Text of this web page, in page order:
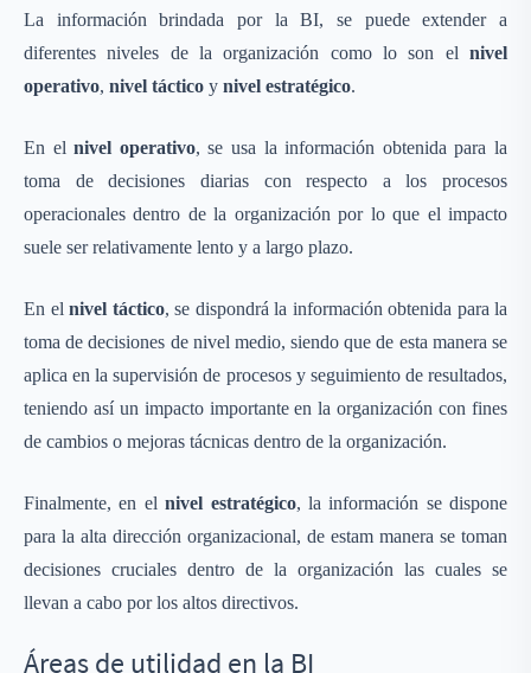
La información brindada por la BI, se puede extender a
diferentes niveles de la organización como lo son el nivel
operativo, nivel táctico y nivel estratégico.
En elnivel operativo, se usa la información obtenida para la
toma de decisiones diarias con respecto a los procesos
operacionales dentro de la organización por lo que el impacto
suele ser relativamente lento y a largo plazo.
En el nivel táctico, se dispondrá la información obtenida para la
toma de decisiones de nivel medio, siendo que de esta manera se
aplica en la supervisión de procesos y seguimiento de resultados,
teniendo así un impacto importante en la organización con fines
de cambios o mejoras tácnicas dentro de la organización.
Finalmente, en elnivel estratégico, la información se dispone
para la alta dirección organizacional, de estam manera se toman
decisiones cruciales dentro de la organización las cuales se
llevan a cabo por los altos directivos.
Áreas de utilidad en la BI